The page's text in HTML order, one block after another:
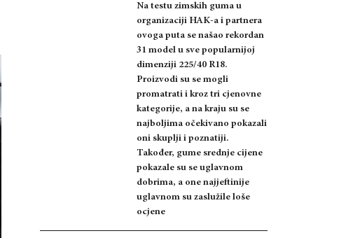
Na testu zimskih guma u
organizaciji HAK-a i partnera
ovoga puta se našao rekordan
31 model u sve popularnijoj
dimenziji 225/40 R18.
Proizvodi su se mogli
promatrati i kroz tri cjenovne
kategorije, a na kraju su se
najboljima očekivano pokazali
oni skuplji i poznatiji.
Također, gume srednje cijene
pokazale su se uglavnom
dobrima, a one najjeftinije
uglavnom su zaslužile loše
ocjene